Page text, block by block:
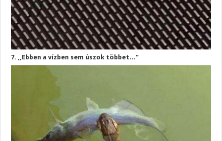
7. ,,Ebben a vízben sem úszok többet…”